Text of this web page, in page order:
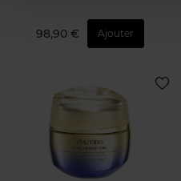
98,90 € Ajouter